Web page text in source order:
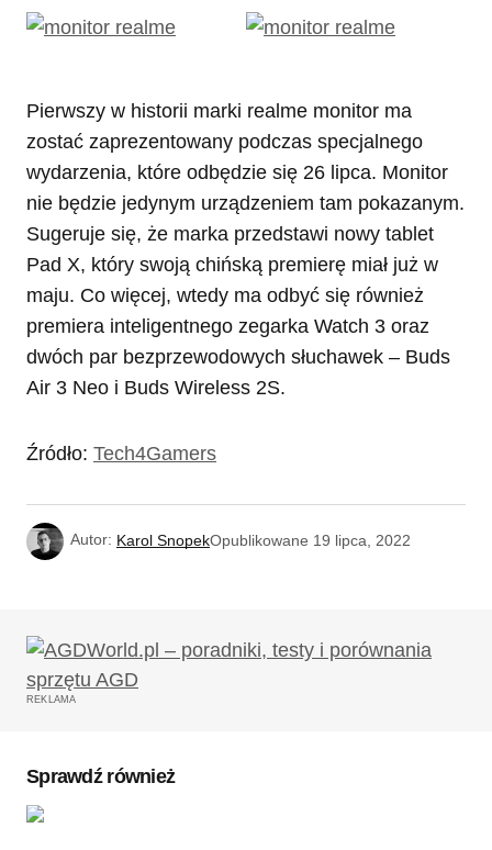
Pierwszy w historii marki realme monitor ma
zostać zaprezentowany podczas specjalnego
wydarzenia, które odbędzie się 26 lipca. Monitor
nie będzie jedynym urządzeniem tam pokazanym.
Sugeruje się, że marka przedstawi nowy tablet
Pad X, który swoją chińską premierę miał już w
maju. Co więcej, wtedy ma odbyć się również
premiera inteligentnego zegarka Watch 3 oraz
dwóch par bezprzewodowych słuchawek – Buds
Air 3 Neo i Buds Wireless 2S.
Źródło: Tech4Gamers
Autor: Karol SnopekOpublikowane 19 lipca, 2022
REKLAMA
Sprawdź również